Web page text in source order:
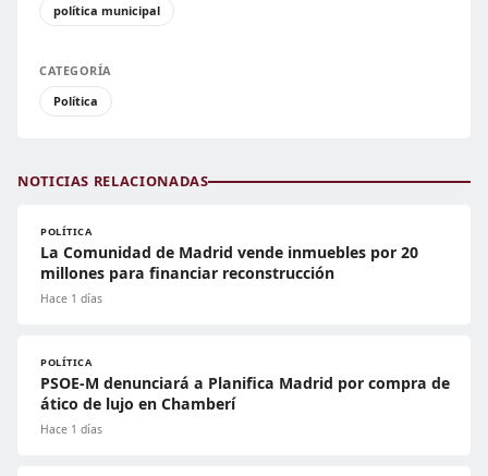
política municipal
CATEGORÍA
Política
NOTICIAS RELACIONADAS
POLÍTICA
La Comunidad de Madrid vende inmuebles por 20
millones para financiar reconstrucción
Hace 1 días
POLÍTICA
PSOE-M denunciará a Planifica Madrid por compra de
ático de lujo en Chamberí
Hace 1 días